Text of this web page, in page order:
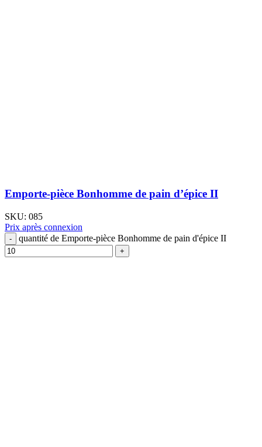
Emporte-pièce Bonhomme de pain d’épice II
SKU: 085
Prix après connexion
quantité de Emporte-pièce Bonhomme de pain d'épice II